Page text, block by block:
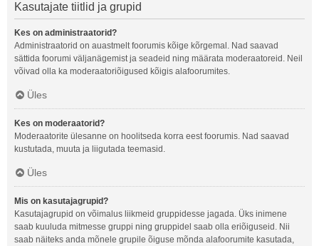
Kasutajate tiitlid ja grupid
Kes on administraatorid?
Administraatorid on auastmelt foorumis kõige kõrgemal. Nad saavad
sättida foorumi väljanägemist ja seadeid ning määrata moderaatoreid. Neil
võivad olla ka moderaatoriõigused kõigis alafoorumites.
Üles
Kes on moderaatorid?
Moderaatorite ülesanne on hoolitseda korra eest foorumis. Nad saavad
kustutada, muuta ja liigutada teemasid.
Üles
Mis on kasutajagrupid?
Kasutajagrupid on võimalus liikmeid gruppidesse jagada. Üks inimene
saab kuuluda mitmesse gruppi ning gruppidel saab olla eriõiguseid. Nii
saab näiteks anda mõnele grupile õiguse mõnda alafoorumite kasutada,